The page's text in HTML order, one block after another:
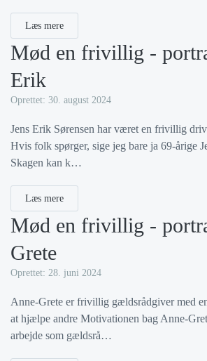
Læs mere
Mød en frivillig -
Erik
Oprettet: 30. august 2024
Jens Erik Sørensen har været en frivillig
Hvis folk spørger, sige jeg bare ja 69-årige
Skagen kan k…
Læs mere
Mød en frivillig -
Grete
Oprettet: 28. juni 2024
Anne-Grete er frivillig gældsrådgiver med
at hjælpe andre Motivationen bag Anne-
arbejde som gældsrå…